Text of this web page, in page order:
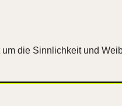
die Sinnlichkeit und